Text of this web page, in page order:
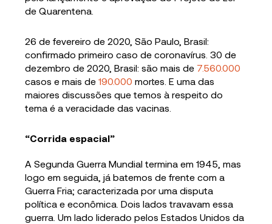
de Quarentena.
26 de fevereiro de 2020, São Paulo, Brasil:
confirmado primeiro caso de coronavírus. 30 de
dezembro de 2020, Brasil: são mais de 7.560.000
casos e mais de190.000 mortes. E uma das
maiores discussões que temos à respeito do
tema é a veracidade das vacinas.
“Corrida espacial”
A Segunda Guerra Mundial termina em 1945, mas
logo em seguida, já batemos de frente com a
Guerra Fria; caracterizada por uma disputa
política e econômica. Dois lados travavam essa
guerra. Um lado liderado pelos Estados Unidos da